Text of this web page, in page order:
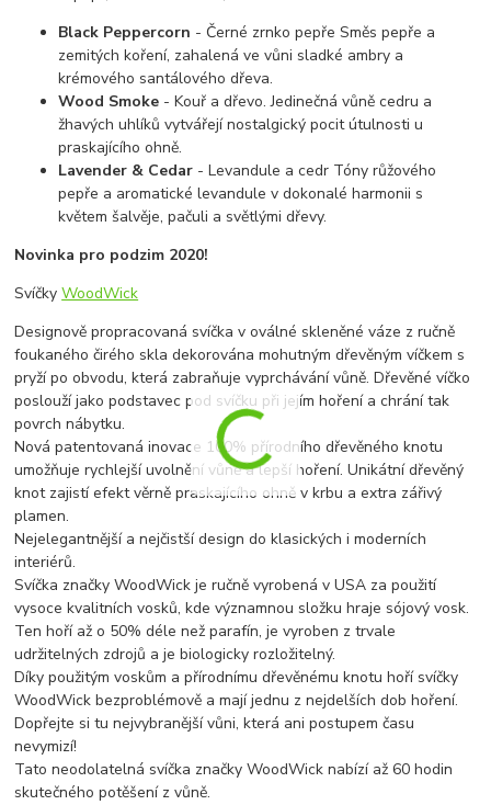
Black Peppercorn - Černé zrnko pepře Směs pepře a
zemitých koření, zahalená ve vůni sladké ambry a
krémového santálového dřeva.
Wood Smoke - Kouř a dřevo. Jedinečná vůně cedru a
žhavých uhlíků vytvářejí nostalgický pocit útulnosti u
praskajícího ohně.
Lavender & Cedar - Levandule a cedr Tóny růžového
pepře a aromatické levandule v dokonalé harmonii s
květem šalvěje, pačuli a světlými dřevy.
Novinka pro podzim 2020!
SvíčkyWoodWick
Designově propracovaná svíčka v oválné skleněné váze z ručně
foukaného čirého skla dekorována mohutným dřevěným víčkem s
pryží po obvodu, která zabraňuje vyprchávání vůně. Dřevěné víčko
poslouží jako podstavec pod svíčku při jejím hoření a chrání tak
povrch nábytku.
Nová patentovaná inovace 100% přírodního dřevěného knotu
umožňuje rychlejší uvolnění vůně a lepší hoření. Unikátní dřevěný
knot zajistí efekt věrně praskajícího ohně v krbu a extra zářivý
plamen.
Nejelegantnější a nejčistší design do klasických i moderních
interiérů.
Svíčka značky WoodWick je ručně vyrobená v USA za použití
vysoce kvalitních vosků, kde významnou složku hraje sójový vosk.
Ten hoří až o 50% déle než parafín, je vyroben z trvale
udržitelných zdrojů a je biologicky rozložitelný.
Díky použitým voskům a přírodnímu dřevěnému knotu hoří svíčky
WoodWick bezproblémově a mají jednu z nejdelších dob hoření.
Dopřejte si tu nejvybranější vůni, která ani postupem času
nevymizí!
Tato neodolatelná svíčka značky WoodWick nabízí až 60 hodin
skutečného potěšení z vůně.